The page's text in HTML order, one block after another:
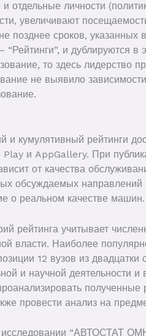
и отдельные личности
увеличивают
позднее сроков,
“Рейтинги”, и дублируются
то здесь
не выявило
и кумулятивный рейтинги
и AppGallery. При
от качества
обсуждаемых направлений
о реальном качестве машин.
рейтинга учитывает
власти. Наиболее
12 вузов из
и научной деятельности
полученные
провести анализ на
“АВТОСТАТ